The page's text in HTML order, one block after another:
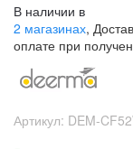
В наличии в
2 магазинах,
оплате при
Артикул: DEM-